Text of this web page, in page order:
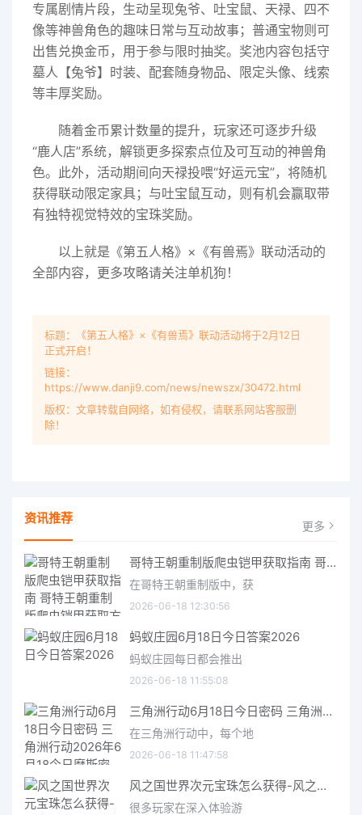
专属剧情片段，生动呈现兔爷、吐宝鼠、天禄、四不
像等神兽角色的趣味日常与互动故事；普通宝物则可
出售兑换金币，用于参与限时抽奖。奖池内容包括守
墓人【兔爷】时装、配套随身物品、限定头像、线索
等丰厚奖励。
随着金币累计数量的提升，玩家还可逐步升级
“鹿人店”系统，解锁更多探索点位及可互动的神兽角
色。此外，活动期间向天禄投喂“好运元宝”，将随机
获得联动限定家具；与吐宝鼠互动，则有机会赢取带
有独特视觉特效的宝珠奖励。
以上就是《第五人格》×《有兽焉》联动活动的
全部内容，更多攻略请关注单机狗！
标题：《第五人格》×《有兽焉》联动活动将于2月12日
正式开启！
链接：
https://www.danji9.com/news/newszx/30472.html
版权：文章转载自网络，如有侵权，请联系网站客服删
除！
资讯推荐 更多
哥特王朝重制版爬虫铠甲获取指南 哥特王朝重制版爬虫铠甲获取方法
在哥特王朝重制版中，获
2026-06-18 12:30:56
蚂蚁庄园6月18日今日答案2026
蚂蚁庄园每日都会推出
2026-06-18 11:55:08
三角洲行动6月18日今日密码 三角洲行动2026年6月18今日摩斯密码分享
在三角洲行动中，每个地
2026-06-18 11:47:58
风之国世界次元宝珠怎么获得-风之国世界次元宝珠获取方法介绍
很多玩家在深入体验游